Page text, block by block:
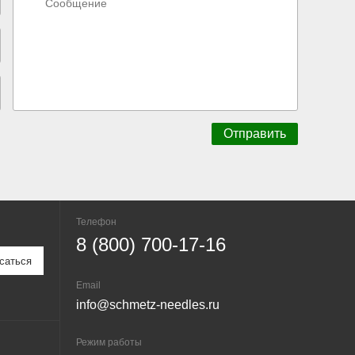
Телефон
8 (800) 700-17-16
Email
info@schmetz-needles.ru
Режим работы